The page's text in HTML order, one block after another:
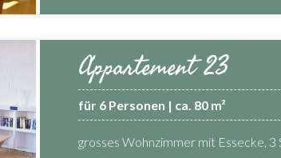
Appartement 23
für 6 Personen | ca. 80 m²
grosses Wohnzimmer mit Essecke,